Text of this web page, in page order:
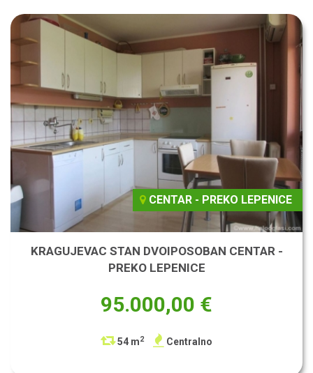
CENTAR - PREKO LEPENICE
KRAGUJEVAC STAN DVOIPOSOBAN CENTAR -
PREKO LEPENICE
95.000,00 €
54 m2 Centralno